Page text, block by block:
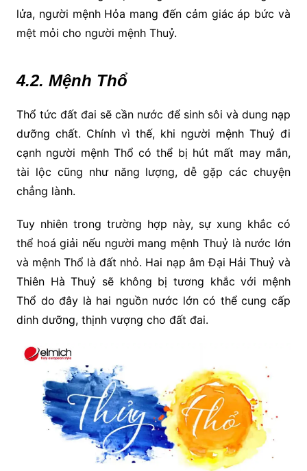
lửa, người mệnh Hỏa mang đến cảm giác áp bức và
mệt mỏi cho người mệnh Thuỷ.
4.2. Mệnh Thổ
Thổ tức đất đai sẽ cần nước để sinh sôi và dung nạp
dưỡng chất. Chính vì thế, khi người mệnh Thuỷ đi
cạnh người mệnh Thổ có thể bị hút mất may mắn,
tài lộc cũng như năng lượng, dễ gặp các chuyện
chẳng lành.
Tuy nhiên trong trường hợp này, sự xung khắc có
thể hoá giải nếu người mang mệnh Thuỷ là nước lớn
và mệnh Thổ là đất nhỏ. Hai nạp âm Đại Hải Thuỷ và
Thiên Hà Thuỷ sẽ không bị tương khắc với mệnh
Thổ do đây là hai nguồn nước lớn có thể cung cấp
dinh dưỡng, thịnh vượng cho đất đai.